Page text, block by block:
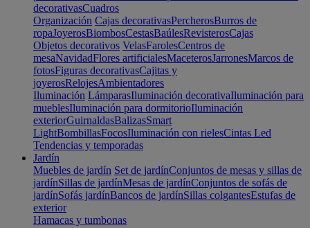
decorativasCuadros
Organización Cajas decorativasPercherosBurros de
ropaJoyerosBiombosCestasBaúlesRevisterosCajas
Objetos decorativos VelasFarolesCentros de
mesaNavidadFlores artificialesMaceterosJarronesMarcos de
fotosFiguras decorativasCajitas y
joyerosRelojesAmbientadores
Iluminación LámparasIluminación decorativaIluminación para
mueblesIluminación para dormitorioIluminación
exteriorGuirnaldasBalizasSmart
LightBombillasFocosIluminación con rielesCintas Led
Tendencias y temporadas
Jardín
Muebles de jardín Set de jardínConjuntos de mesas y sillas de
jardínSillas de jardínMesas de jardínConjuntos de sofás de
jardínSofás jardínBancos de jardínSillas colgantesEstufas de
exterior
Hamacas y tumbonas